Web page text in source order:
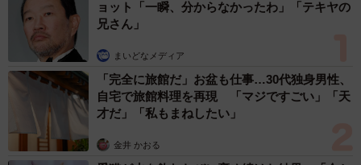
ョット「一瞬、分からなかったわ」「テキヤの
兄さん」
まいどなメディア
「完全に旅館だ」お盆も仕事…30代独身男性、
自宅で旅館料理を再現 「マジですごい」「天
才だ」「私もまねしたい」
金井 かおる